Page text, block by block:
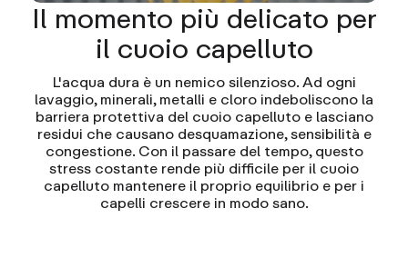
Il momento più delicato per
il cuoio capelluto
L'acqua dura è un nemico silenzioso. Ad ogni
lavaggio, minerali, metalli e cloro indeboliscono la
barriera protettiva del cuoio capelluto e lasciano
residui che causano desquamazione, sensibilità e
congestione. Con il passare del tempo, questo
stress costante rende più difficile per il cuoio
capelluto mantenere il proprio equilibrio e per i
capelli crescere in modo sano.